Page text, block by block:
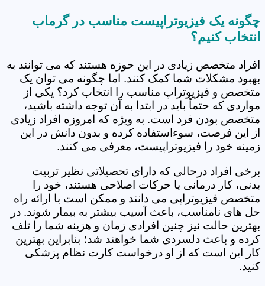
چگونه یک فیزیوتراپیست مناسب در گرماب
انتخاب کنیم؟
افراد متخصص زیادی در این حوزه هستند که می توانند به
بهبود مشکلات شما کمک کنند. اما چگونه می توان یک
متخصص و فیزیوتراپ مناسب را انتخاب کرد؟ یکی از
مواردی که حتماً باید در ابتدا به آن توجه داشته باشید،
متخصص بودن فرد است. به ویژه که امروزه افراد زیادی
از این فرصت، سوءاستفاده کرده و بدون دانش در این
زمینه خود را فیزیوتراپیست، معرفی می کنند.
برخی افراد درحالی که دارای تحصیلاتی نظیر تربیت
بدنی، کار درمانی یا حرکات اصلاحی هستند، خود را
متخصص فیزیوتراپی می دانند و ممکن است با ارائه راه
حل های نامناسب، باعث آسیب بیشتر به بیمار شوند. در
بهترین حالت نیز چنین افرادی زمان و هزینه شما را تلف
کرده و باعث دلسردی شما خواهند شد؛ بنابراین بهترین
کار این است که از او درخواست کارت نظام پزشکی
کنید.